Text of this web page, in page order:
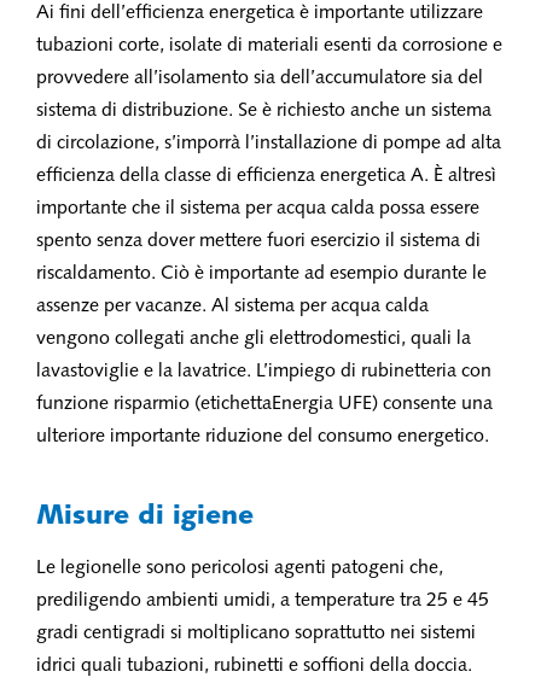
Ai fini dell’efficienza energetica è importante utilizzare
tubazioni corte, isolate di materiali esenti da corrosione e
provvedere all’isolamento sia dell’accumulatore sia del
sistema di distribuzione. Se è richiesto anche un sistema
di circolazione, s’imporrà l’installazione di pompe ad alta
efficienza della classe di efficienza energetica A. È altresì
importante che il sistema per acqua calda possa essere
spento senza dover mettere fuori esercizio il sistema di
riscaldamento. Ciò è importante ad esempio durante le
assenze per vacanze. Al sistema per acqua calda
vengono collegati anche gli elettrodomestici, quali la
lavastoviglie e la lavatrice. L’impiego di rubinetteria con
funzione risparmio (etichettaEnergia UFE) consente una
ulteriore importante riduzione del consumo energetico.
Misure di igiene
Le legionelle sono pericolosi agenti patogeni che,
prediligendo ambienti umidi, a temperature tra 25 e 45
gradi centigradi si moltiplicano soprattutto nei sistemi
idrici quali tubazioni, rubinetti e soffioni della doccia.